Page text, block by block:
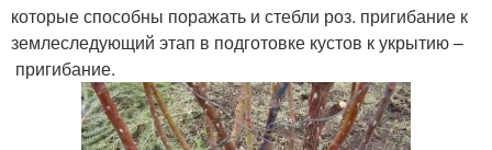
которые способны поражать и стебли роз. пригибание к
землеследующий этап в подготовке кустов к укрытию –
пригибание.